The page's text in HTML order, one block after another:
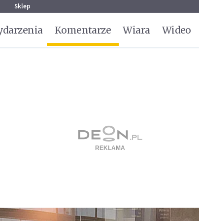
Sklep
Komentarze Wiara Wideo